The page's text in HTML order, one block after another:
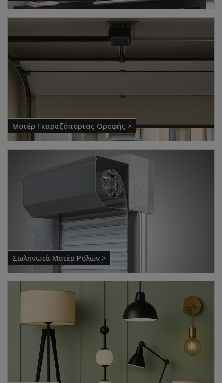
Μοτέρ Γκαραζόπορτας Οροφής >
Σωληνωτά Μοτέρ Ρολών >